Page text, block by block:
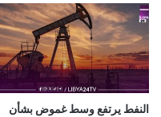
النفط يرتفع وسط غموض بشأن